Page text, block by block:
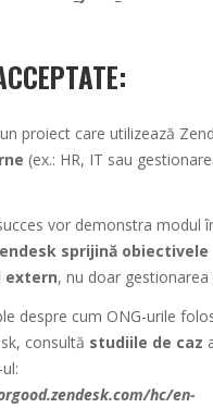
proiect care utilizează
(ex.: HR, IT sau
vor demonstra modul
sprijină obiectivele
extern, nu doar gestionarea
despre cum ONG-urile
consultă studiile de caz
hc/en-